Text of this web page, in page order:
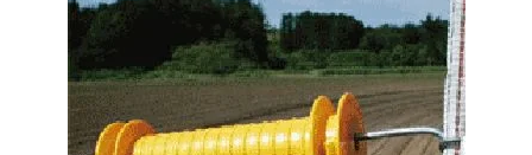
いのししくん TREL4G-R
アニマルネット2300
アニマルセンサー
商品カテゴリから選ぶ